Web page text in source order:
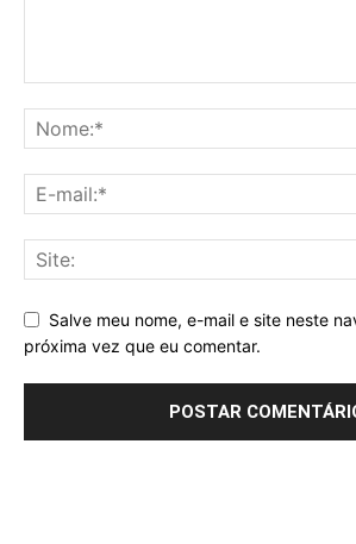
Salve meu nome, e-mail e site neste
próxima vez que eu comentar.